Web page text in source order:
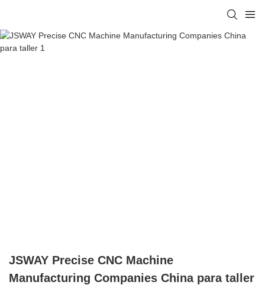
JSWAY Precise CNC Machine
Manufacturing Companies China para taller